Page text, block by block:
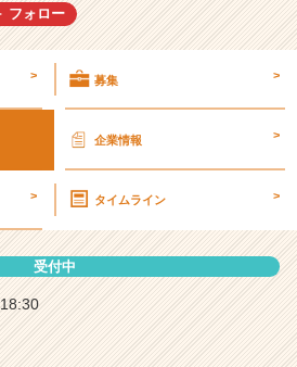
フォロー
> 募集 >
企業情報 >
> タイムライン >
受付中